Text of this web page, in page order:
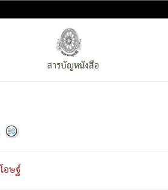
สารบัญหนังสือ
อษฐ์
โรค (ความเสียดแทง) นั้นโดยความเป็นตัวเป็
ป็นจริง) โดยประการอื่นจากที่เขาสำคัญนั้น
อื่น (จากที่มันเป็นอยู่จริง) จึงได้เพลิดเพลิน
ากลัวต่อสิ่งใดสิ่งนั้นเป็นทุกข์